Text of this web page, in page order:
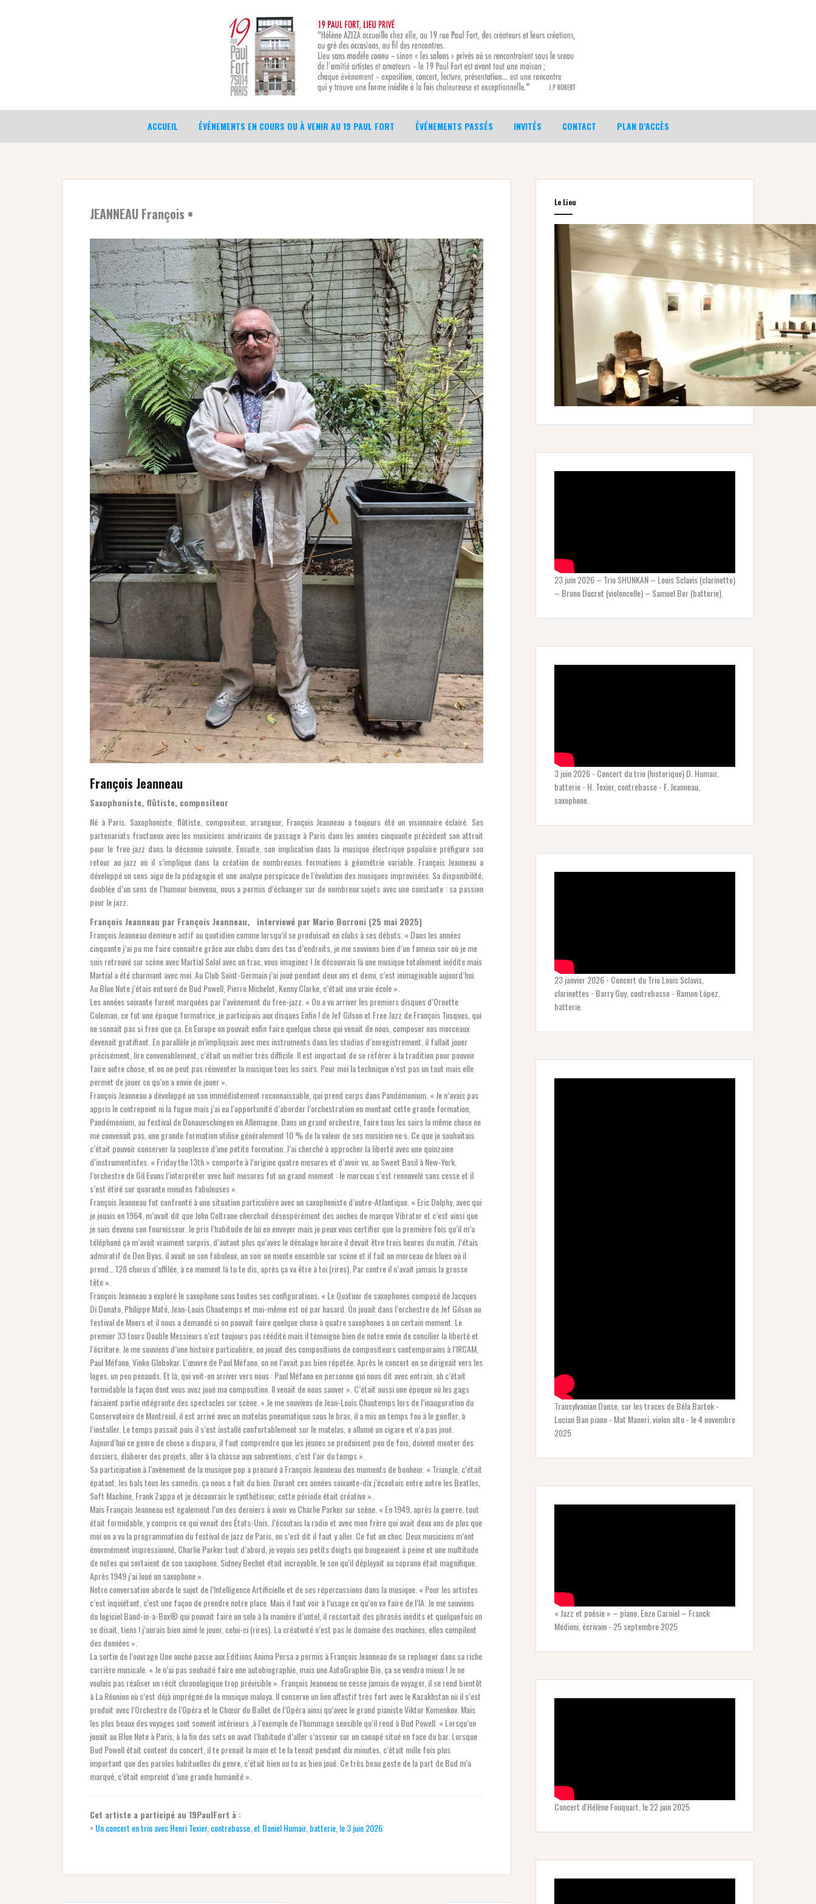
ACCUEIL ÉVÉNEMENTS EN COURS OU À VENIR AU 19 PAUL FORT ÉVÉNEMENTS PASSÉS INVITÉS CONTACT PLAN D’ACCÈS
JEANNEAU François •
François Jeanneau
Saxophoniste, flûtiste, compositeur
Né à Paris. Saxophoniste, flûtiste, compositeur, arrangeur, François Jeanneau a toujours été un visionnaire éclairé. Ses
partenariats fructueux avec les musiciens américains de passage à Paris dans les années cinquante précèdent son attrait
pour le free jazz dans la décennie suivante. Ensuite, son implication dans la musique électrique populaire préfigure son
retour au jazz où il s’implique dans la création de nombreuses formations à géométrie variable. François Jeanneau a
développé un sens aigu de la pédagogie et une analyse perspicace de l’évolution des musiques improvisées. Sa disponibilité,
doublée d’un sens de l’humour bienvenu, nous a permis d’échanger sur de nombreux sujets avec une constante : sa passion
pour le jazz.
François Jeanneau par François Jeanneau, interviewé par Mario Borroni (25 mai 2025)
François Jeanneau demeure actif au quotidien comme lorsqu’il se produisait en clubs à ses débuts. « Dans les années
cinquante j’ai pu me faire connaitre grâce aux clubs dans des tas d’endroits, je me souviens bien d’un fameux soir où je me
suis retrouvé sur scène avec Martial Solal avec un trac, vous imaginez ! Je découvrais là une musique totalement inédite mais
Martial a été charmant avec moi. Au Club Saint-Germain j’ai joué pendant deux ans et demi, c’est inimaginable aujourd’hui.
Au Blue Note j’étais entouré de Bud Powell, Pierre Michelot, Kenny Clarke, c’était une vraie école ».
Les années soixante furent marquées par l’avènement du free-jazz. « On a vu arriver les premiers disques d’Ornette
Coleman, ce fut une époque formatrice, je participais aux disques Enfin ! de Jef Gilson et Free Jazz de François Tusques, qui
ne sonnait pas si free que ça. En Europe on pouvait enfin faire quelque chose qui venait de nous, composer nos morceaux
devenait gratifiant. En parallèle je m’impliquais avec mes instruments dans les studios d’enregistrement, il fallait jouer
précisément, lire convenablement, c’était un métier très difficile. Il est important de se référer à la tradition pour pouvoir
faire autre chose, et on ne peut pas réinventer la musique tous les soirs. Pour moi la technique n’est pas un tout mais elle
permet de jouer ce qu’on a envie de jouer ».
François Jeanneau a développé un son immédiatement reconnaissable, qui prend corps dans Pandémonium. « Je n’avais pas
appris le contrepoint ni la fugue mais j’ai eu l’opportunité d’aborder l’orchestration en montant cette grande formation,
Pandémonium, au festival de Donaueschingen en Allemagne. Dans un grand orchestre, faire tous les soirs la même chose ne
me convenait pas, une grande formation utilise généralement 10 % de la valeur de ses musicien·ne·s. Ce que je souhaitais
c’était pouvoir conserver la souplesse d’une petite formation. J’ai cherché à approcher la liberté avec une quinzaine
d’instrumentistes. « Friday the 13th » comporte à l’origine quatre mesures et d’avoir vu, au Sweet Basil à New-York,
l’orchestre de Gil Evans l’interpréter avec huit mesures fut un grand moment : le morceau s’est renouvelé sans cesse et il
s’est étiré sur quarante minutes fabuleuses ».
François Jeanneau fut confronté à une situation particulière avec un saxophoniste d’outre-Atlantique. « Eric Dolphy, avec qui
je jouais en 1964, m’avait dit que John Coltrane cherchait désespérément des anches de marque Vibrator et c’est ainsi que
je suis devenu son fournisseur. Je pris l’habitude de lui en envoyer mais je peux vous certifier que la première fois qu’il m’a
téléphoné ça m’avait vraiment surpris, d’autant plus qu’avec le décalage horaire il devait être trois heures du matin. J’étais
admiratif de Don Byas, il avait un son fabuleux, un soir on monte ensemble sur scène et il fait un morceau de blues où il
prend… 128 chorus d’affilée, à ce moment là tu te dis, après ça va être à toi (rires). Par contre il n’avait jamais la grosse
tête ».
François Jeanneau a exploré le saxophone sous toutes ses configurations. « Le Quatuor de saxophones composé de Jacques
Di Donato, Philippe Maté, Jean-Louis Chautemps et moi-même est né par hasard. On jouait dans l’orchestre de Jef Gilson au
festival de Moers et il nous a demandé si on pouvait faire quelque chose à quatre saxophones à un certain moment. Le
premier 33 tours Double Messieurs n’est toujours pas réédité mais il témoigne bien de notre envie de concilier la liberté et
l’écriture. Je me souviens d’une histoire particulière, on jouait des compositions de compositeurs contemporains à l’IRCAM,
Paul Méfano, Vinko Globokar. L’œuvre de Paul Méfano, on ne l’avait pas bien répétée. Après le concert on se dirigeait vers les
loges, un peu penauds. Et là, qui voit-on arriver vers nous : Paul Méfano en personne qui nous dit avec entrain, ah c’était
formidable la façon dont vous avez joué ma composition. Il venait de nous sauver ». C’était aussi une époque où les gags
faisaient partie intégrante des spectacles sur scène. « Je me souviens de Jean-Louis Chautemps lors de l’inauguration du
Conservatoire de Montreuil, il est arrivé avec un matelas pneumatique sous le bras, il a mis un temps fou à le gonfler, à
l’installer. Le temps passait puis il s’est installé confortablement sur le matelas, a allumé un cigare et n’a pas joué.
Aujourd’hui ce genre de chose a disparu, il faut comprendre que les jeunes se produisent peu de fois, doivent monter des
dossiers, élaborer des projets, aller à la chasse aux subventions, c’est l’air du temps ».
Sa participation à l’avènement de la musique pop a procuré à François Jeanneau des moments de bonheur. « Triangle, c’était
épatant, les bals tous les samedis, ça nous a fait du bien. Durant ces années soixante-dix j’écoutais entre autre les Beatles,
Soft Machine, Frank Zappa et je découvrais le synthétiseur, cette période était créative ».
Mais François Jeanneau est également l’un des derniers à avoir vu Charlie Parker sur scène. « En 1949, après la guerre, tout
était formidable, y compris ce qui venait des États-Unis. J’écoutais la radio et avec mon frère qui avait deux ans de plus que
moi on a vu la programmation du festival de jazz de Paris, on s’est dit il faut y aller. Ce fut un choc. Deux musiciens m’ont
énormément impressionné, Charlie Parker tout d’abord, je voyais ses petits doigts qui bougeaient à peine et une multitude
de notes qui sortaient de son saxophone. Sidney Bechet était incroyable, le son qu’il déployait au soprano était magnifique.
Après 1949 j’ai loué un saxophone ».
Notre conversation aborde le sujet de l’Intelligence Artificielle et de ses répercussions dans la musique. « Pour les artistes
c’est inquiétant, c’est une façon de prendre notre place. Mais il faut voir à l’usage ce qu’on va faire de l’IA. Je me souviens
du logiciel Band-in-a-Box® qui pouvait faire un solo à la manière d’untel, il ressortait des phrasés inédits et quelquefois on
se disait, tiens ! j’aurais bien aimé le jouer, celui-ci (rires). La créativité n’est pas le domaine des machines, elles compilent
des données ».
La sortie de l’ouvrage Une anche passe aux Editions Anima Persa a permis à François Jeanneau de se replonger dans sa riche
carrière musicale. « Je n’ai pas souhaité faire une autobiographie, mais une AutoGraphie Bio, ça se vendra mieux ! Je ne
voulais pas réaliser un récit chronologique trop prévisible ». François Jeanneau ne cesse jamais de voyager, il se rend bientôt
à La Réunion où s’est déjà imprégné de la musique maloya. Il conserve un lien affectif très fort avec le Kazakhstan où il s’est
produit avec l’Orchestre de l’Opéra et le Chœur du Ballet de l’Opéra ainsi qu’avec le grand pianiste Viktor Komenkov. Mais
les plus beaux des voyages sont souvent intérieurs ,à l’exemple de l’hommage sensible qu’il rend à Bud Powell. « Lorsqu’on
jouait au Blue Note à Paris, à la fin des sets on avait l’habitude d’aller s’asseoir sur un canapé situé en face du bar. Lorsque
Bud Powell était content du concert, il te prenait la main et te la tenait pendant dix minutes, c’était mille fois plus
important que des paroles habituelles du genre, c’était bien ou tu as bien joué. Ce très beau geste de la part de Bud m’a
marqué, c’était empreint d’une grande humanité ».
Cet artiste a participé au 19PaulFort à :
> Un concert en trio avec Henri Texier, contrebasse, et Daniel Humair, batterie, le 3 juin 2026
Le Lieu
23 juin 2026 – Trio SHUNKAN – Louis Sclavis (clarinette)
– Bruno Ducret (violoncelle) – Samuel Ber (batterie).
3 juin 2026 - Concert du trio (historique) D. Humair,
batterie - H. Texier, contrebasse - F. Jeanneau,
saxophone.
23 janvier 2026 - Concert du Trio Louis Sclavis,
clarinettes - Barry Guy, contrebasse - Ramon López,
batterie.
Transylvanian Danse, sur les traces de Béla Bartok -
Lucian Ban piano - Mat Maneri, violon alto - le 4 novembre
2025
« Jazz et poésie » – piano, Enzo Carniel – Franck
Médioni, écrivain - 25 septembre 2025
Concert d'Hélène Fouquart, le 22 juin 2025